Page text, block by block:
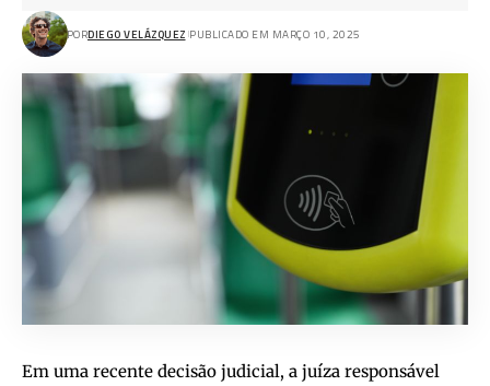
PORDIEGO VELÁZQUEZ PUBLICADO EM MARÇO 10, 2025
Em uma recente decisão judicial, a juíza responsável